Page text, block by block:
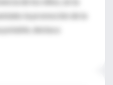
la promoción de la
potable, destaca